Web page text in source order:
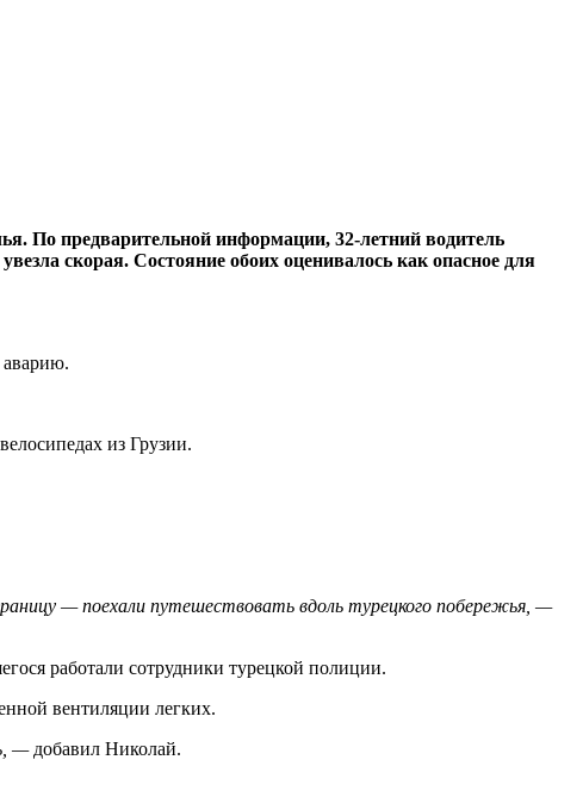
По предварительной информации, 32-летний водитель
скорая. Состояние обоих оценивалось как опасное для
аварию.
из Грузии.
— поехали путешествовать вдоль турецкого побережья, —
работали сотрудники турецкой полиции.
вентиляции легких.
—добавил Николай.